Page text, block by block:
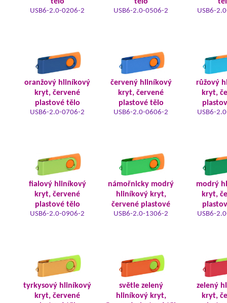
USB6-2.0-0206-2 USB6-2.0-0506-2 USB6-
oranžový hliníkový
kryt, červené
plastové tělo
USB6-2.0-0706-2
červený hliníkový
kryt, červené
plastové tělo
USB6-2.0-0606-2
růžový
kryt,
USB6-
fialový hliníkový
kryt, červené
plastové tělo
USB6-2.0-0906-2
námořnicky modrý
hliníkový kryt,
červené plastové
USB6-2.0-1306-2
modrý
kryt,
USB6-
tyrkysový hliníkový
kryt, červené
světle zelený
hliníkový kryt,
zelený
kryt,